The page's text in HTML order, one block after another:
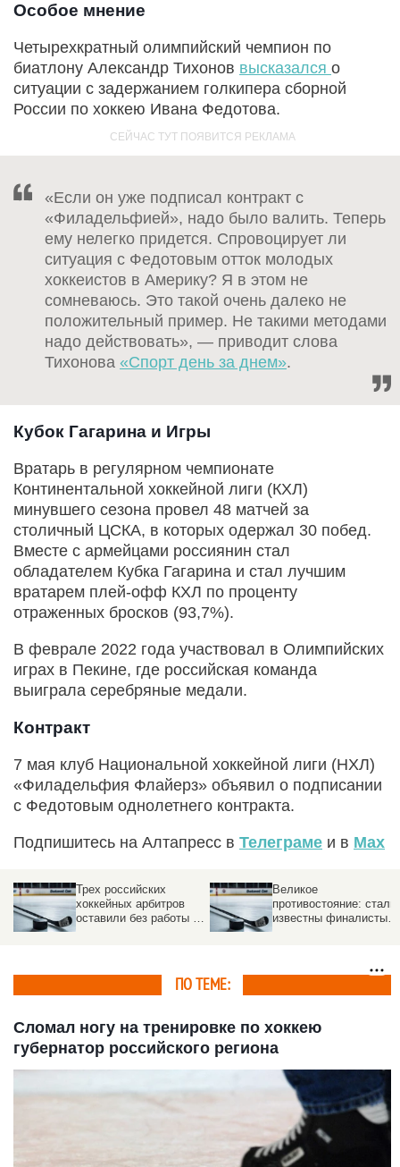
Особое мнение
Четырехкратный олимпийский чемпион по
биатлону Александр Тихонов высказался о
ситуации с задержанием голкипера сборной
России по хоккею Ивана Федотова.
«Если он уже подписал контракт с
«Филадельфией», надо было валить. Теперь
ему нелегко придется. Спровоцирует ли
ситуация с Федотовым отток молодых
хоккеистов в Америку? Я в этом не
сомневаюсь. Это такой очень далеко не
положительный пример. Не такими методами
надо действовать», — приводит слова
Тихонова «Спорт день за днем».
Кубок Гагарина и Игры
Вратарь в регулярном чемпионате
Континентальной хоккейной лиги (КХЛ)
минувшего сезона провел 48 матчей за
столичный ЦСКА, в которых одержал 30 побед.
Вместе с армейцами россиянин стал
обладателем Кубка Гагарина и стал лучшим
вратарем плей-офф КХЛ по проценту
отраженных бросков (93,7%).
В феврале 2022 года участвовал в Олимпийских
играх в Пекине, где российская команда
выиграла серебряные медали.
Контракт
7 мая клуб Национальной хоккейной лиги (НХЛ)
«Филадельфия Флайерз» объявил о подписании
с Федотовым однолетнего контракта.
Подпишитесь на Алтапресс в Телеграме и в Max
Трех российских
хоккейных арбитров
оставили без работы за
Великое
противостояние: стали
известны финалисты
ПО ТЕМЕ:
Сломал ногу на тренировке по хоккею
губернатор российского региона